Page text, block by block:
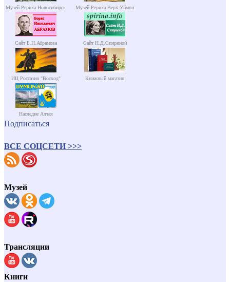
Музей Рериха Новосибирск Музей Рериха Верх-Уймон
Сайт Б.Н.Абрамова Сайт Н.Д.Спириной
ИЦ Россазия "Восход" Книжный магазин
Наследие Алтая
Подписаться
ВСЕ СОЦСЕТИ >>>
Музей
Трансляции
Книги